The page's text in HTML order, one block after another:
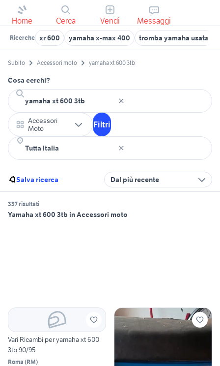
Home Cerca Vendi Messaggi
Ricerche xr 600 yamaha x-max 400 tromba yamaha usata
Subito Accessori moto yamaha xt 600 3tb
Cosa cerchi?
Accessori
Moto
Filtri
Salva ricerca Dal più recente
337 risultati
Yamaha xt 600 3tb in Accessori moto
Vari Ricambi per yamaha xt 600
3tb 90/95
Roma (RM)